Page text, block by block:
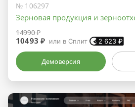
№ 106297
Зерновая продукция и
14990 ₽
10493 ₽ или в Сплит 2 623 ₽
Демоверсия